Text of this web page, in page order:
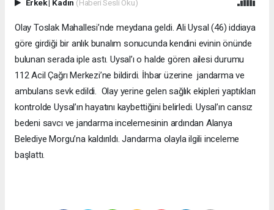
Erkek| Kadın (Haberi Sesli Oku)
Olay Toslak Mahallesi’nde meydana geldi. Ali Uysal (46) iddiaya
göre girdiği bir anlık bunalım sonucunda kendini evinin önünde
bulunan serada iple astı. Uysal’ı o halde gören ailesi durumu
112 Acil Çağrı Merkezi’ne bildirdi. İhbar üzerine jandarma ve
ambulans sevk edildi. Olay yerine gelen sağlık ekipleri yaptıkları
kontrolde Uysal’ın hayatını kaybettiğini belirledi. Uysal’ın cansız
bedeni savcı ve jandarma incelemesinin ardından Alanya
Belediye Morgu’na kaldırıldı. Jandarma olayla ilgili inceleme
başlattı.